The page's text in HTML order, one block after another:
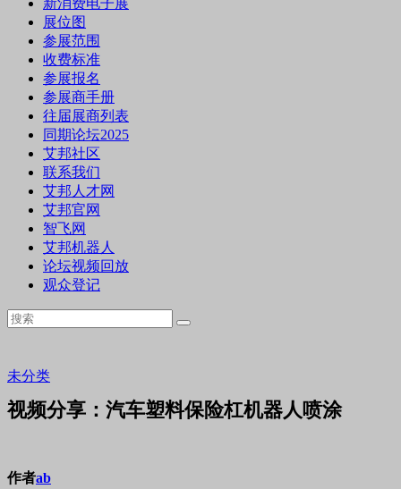
新消费电子展
展位图
参展范围
收费标准
参展报名
参展商手册
往届展商列表
同期论坛2025
艾邦社区
联系我们
艾邦人才网
艾邦官网
智飞网
艾邦机器人
论坛视频回放
观众登记
未分类
视频分享：汽车塑料保险杠机器人喷涂
作者ab